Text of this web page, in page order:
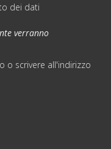
dei dati
verranno
o scrivere all'indirizzo